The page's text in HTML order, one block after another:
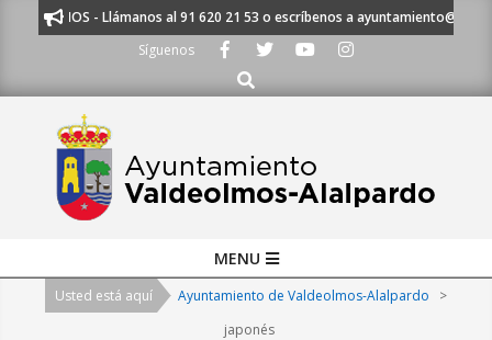
- Llámanos al 91 620 21 53 o escríbenos a
Síguenos
Buscar
Navigation
MENU
Usted está aquí Ayuntamiento de Valdeolmos-Alalpardo
>
japonés